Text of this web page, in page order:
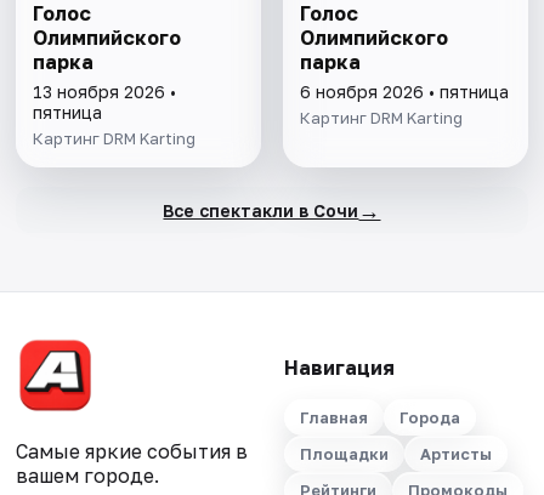
Голос
Олимпийского
парка
13 ноября 2026 •
пятница
Картинг DRM Karting
Голос
Олимпийского
парка
6 ноября 2026 • пятница
Картинг DRM Karting
Все спектакли в Сочи →
Самые яркие события в
вашем городе.
Навигация
Главная
Города
Площадки
Артисты
Рейтинги
Промокоды